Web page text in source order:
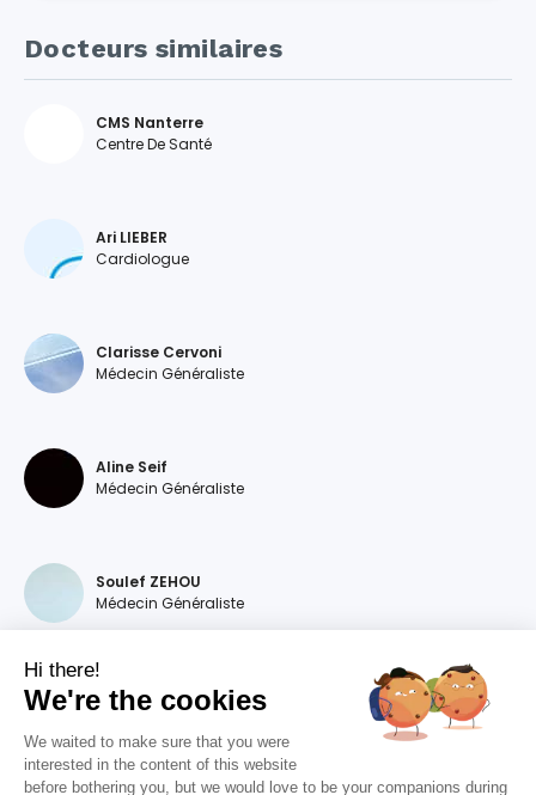
Docteurs similaires
CMS Nanterre
Centre De Santé
Ari LIEBER
Cardiologue
Clarisse Cervoni
Médecin Généraliste
Aline Seif
Médecin Généraliste
Soulef ZEHOU
Médecin Généraliste
Magdalena DEVILLERS
Hi there!
We're the cookies
We waited to make sure that you were
interested in the content of this website
before bothering you, but we would love to be your companions during